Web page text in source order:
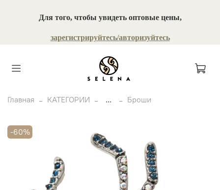
Для того, чтобы увидеть оптовые цены,
зарегистрируйтесь/авторизуйтесь
Главная КАТЕГОРИИ ... Броши
-60%